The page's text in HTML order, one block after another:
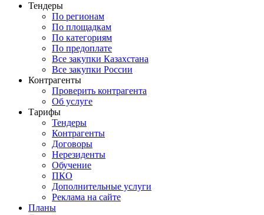
Тендеры
По регионам
По площадкам
По категориям
По предоплате
Все закупки Казахстана
Все закупки России
Контрагенты
Проверить контрагента
Об услуге
Тарифы
Тендеры
Контрагенты
Договоры
Нерезиденты
Обучение
ПКО
Дополнительные услуги
Реклама на сайте
Планы